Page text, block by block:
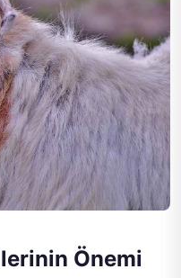
Önemi